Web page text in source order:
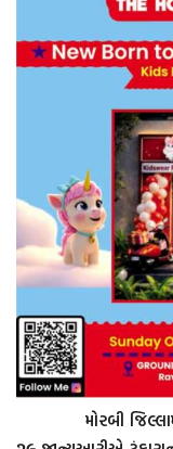
મોરબી જિલ્લામાં